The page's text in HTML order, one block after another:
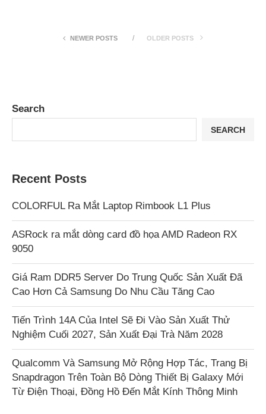
NEWER POSTS OLDER POSTS
Search
SEARCH
Recent Posts
COLORFUL Ra Mắt Laptop Rimbook L1 Plus
ASRock ra mắt dòng card đồ họa AMD Radeon RX
9050
Giá Ram DDR5 Server Do Trung Quốc Sản Xuất Đã
Cao Hơn Cả Samsung Do Nhu Cầu Tăng Cao
Tiến Trình 14A Của Intel Sẽ Đi Vào Sản Xuất Thử
Nghiệm Cuối 2027, Sản Xuất Đại Trà Năm 2028
Qualcomm Và Samsung Mở Rộng Hợp Tác, Trang Bị
Snapdragon Trên Toàn Bộ Dòng Thiết Bị Galaxy Mới
Từ Điện Thoại, Đồng Hồ Đến Mắt Kính Thông Minh